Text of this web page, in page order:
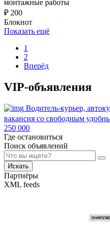
монтажные работы
₽ 200
Блокнот
Показать ещё
1
2
Вперёд
VIP-объявления
Водитель-курьер,
вакансия со свободным
250 000
Где остановиться
Поиск объявлений
Искать
Партнёры
XML feeds